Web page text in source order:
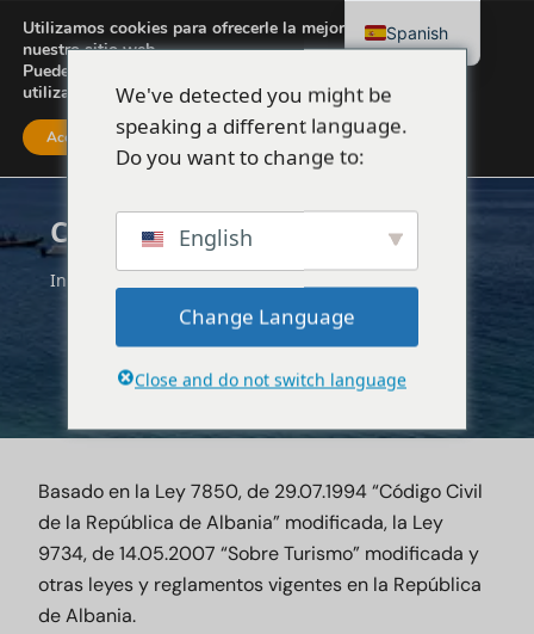
Condiciones generales
Inicio
Basado en la Ley 7850, de 29.07.1994 “Código Civil
de la República de Albania” modificada, la Ley
9734, de 14.05.2007 “Sobre Turismo” modificada y
otras leyes y reglamentos vigentes en la República
de Albania.
We've detected you might be
speaking a different language.
Do you want to change to:
English
Change Language
Close and do not switch language
Utilizamos cookies para ofrecerle la mejor experiencia en
nuestro sitio web.
Puede obtener más información sobre las cookies que
utilizamos o desactivarlas enconfiguración.
Acepte Ajustes
Spanish